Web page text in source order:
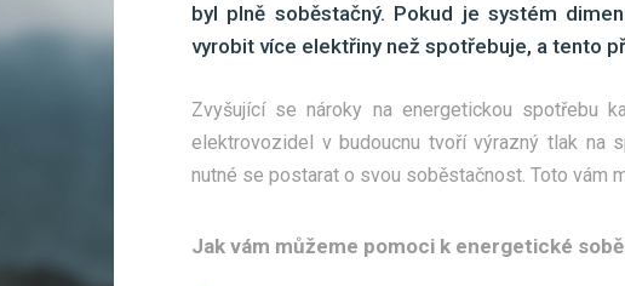
byl plně soběstačný. Pokud je systém
vyrobit více elektřiny než spotřebuje, a tento
Zvyšující se nároky na energetickou spotřebu
elektrovozidel v budoucnu tvoří výrazný tlak na
nutné se postarat o svou soběstačnost. Toto vám
Jak vám můžeme pomoci k energetické